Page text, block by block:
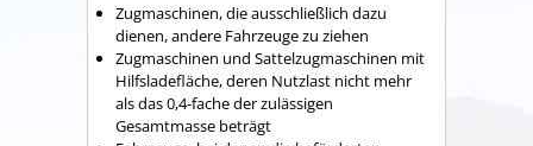
Zugmaschinen, die ausschließlich dazu
dienen, andere Fahrzeuge zu ziehen
Zugmaschinen und Sattelzugmaschinen mit
Hilfsladefläche, deren Nutzlast nicht mehr
als das 0,4-fache der zulässigen
Gesamtmasse beträgt